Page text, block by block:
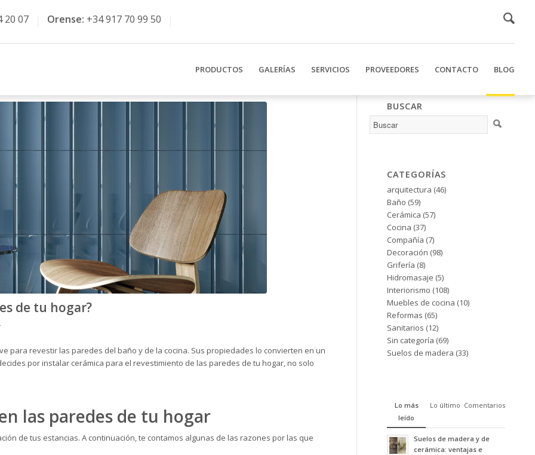
20 07 Orense: +34 917 70 99 50
PRODUCTOS GALERÍAS SERVICIOS PROVEEDORES CONTACTO BLOG
de tu hogar?
para revestir las paredes del baño y de la cocina. Sus propiedades lo convierten en un
por instalar cerámica para el revestimiento de las paredes de tu hogar, no solo
las paredes de tu hogar
de tus estancias. A continuación, te contamos algunas de las razones por las que
BUSCAR
CATEGORÍAS
arquitectura (46)
Baño (59)
Cerámica (57)
Cocina (37)
Compañía (7)
Decoración (98)
Grifería (8)
Hidromasaje (5)
Interiorismo (108)
Muebles de cocina (10)
Reformas (65)
Sanitarios (12)
Sin categoría (69)
Suelos de madera (33)
Lo más
leído
Lo último Comentarios
Suelos de madera y de
cerámica: ventajas e